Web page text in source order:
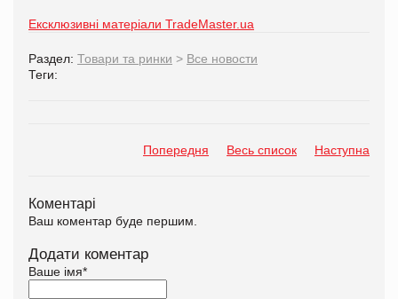
Ексклюзивні матеріали TradeMaster.ua
Раздел: Товари та ринки > Все новости
Теги:
Попередня Весь список Наступна
Коментарі
Ваш коментар буде першим.
Додати коментар
Ваше імя*